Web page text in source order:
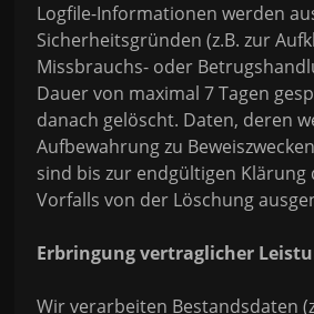
Logfile-Informationen werden
Sicherheitsgründen (z.B. zur
Missbrauchs- oder
Dauer von maximal 7 Tagen
danach gelöscht. Daten, deren
Aufbewahrung zu
sind bis zur endgültigen Klärung
Vorfalls von der Löschung
Erbringung vertraglicher
Wir verarbeiten Bestandsdaten